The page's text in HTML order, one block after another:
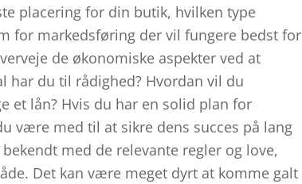
placering for din butik, hvilken type
for markedsføring der vil fungere bedst for
de økonomiske aspekter ved at
har du til rådighed? Hvordan vil du
et lån? Hvis du har en solid plan for
være med til at sikre dens succes på lang
med de relevante regler og love,
Det kan være meget dyrt at komme galt